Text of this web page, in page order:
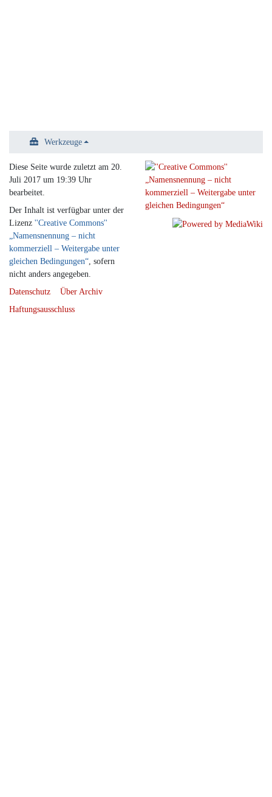
Werkzeuge
Diese Seite wurde zuletzt am 20.
Juli 2017 um 19:39 Uhr
bearbeitet.
Der Inhalt ist verfügbar unter der
Lizenz ''Creative Commons''
„Namensnennung – nicht
kommerziell – Weitergabe unter
gleichen Bedingungen“, sofern
nicht anders angegeben.
Datenschutz
Über Archiv
Haftungsausschluss